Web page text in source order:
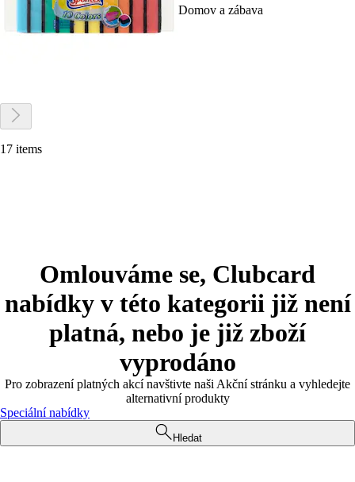
Domov a zábava
17 items
Omlouváme se, Clubcard
nabídky v této kategorii již není
platná, nebo je již zboží
vyprodáno
Pro zobrazení platných akcí navštivte naši Akční stránku a vyhledejte
alternativní produkty
Speciální nabídky
Hledat